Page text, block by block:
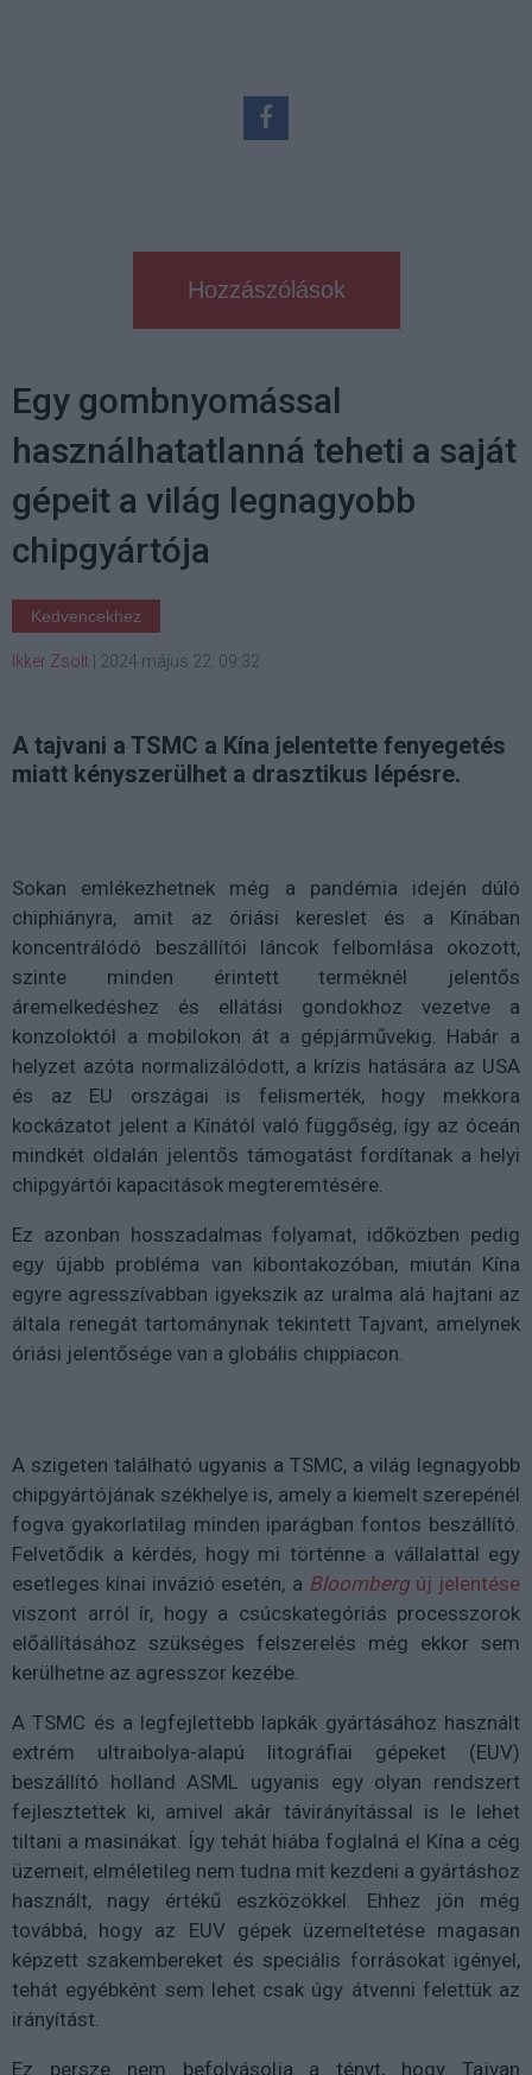
Hozzászólások
Egy gombnyomással
használhatatlanná teheti a saját
gépeit a világ legnagyobb
chipgyártója
Kedvencekhez
Ikker Zsolt 2024 május 22. 09:32
A tajvani a TSMC a Kína jelentette fenyegetés
miatt kényszerülhet a drasztikus lépésre.
Sokan emlékezhetnek még a pandémia idején dúló
chiphiányra, amit az óriási kereslet és a Kínában
koncentrálódó beszállítói láncok felbomlása okozott,
szinte minden érintett terméknél jelentős
áremelkedéshez és ellátási gondokhoz vezetve a
konzoloktól a mobilokon át a gépjárművekig. Habár a
helyzet azóta normalizálódott, a krízis hatására az USA
és az EU országai is felismerték, hogy mekkora
kockázatot jelent a Kínától való függőség, így az óceán
mindkét oldalán jelentős támogatást fordítanak a helyi
chipgyártói kapacitások megteremtésére.
Ez azonban hosszadalmas folyamat, időközben pedig
egy újabb probléma van kibontakozóban, miután Kína
egyre agresszívabban igyekszik az uralma alá hajtani az
általa renegát tartománynak tekintett Tajvant, amelynek
óriási jelentősége van a globális chippiacon.
A szigeten található ugyanis a TSMC, a világ legnagyobb
chipgyártójának székhelye is, amely a kiemelt szerepénél
fogva gyakorlatilag minden iparágban fontos beszállító.
Felvetődik a kérdés, hogy mi történne a vállalattal egy
esetleges kínai invázió esetén, a Bloombergúj jelentése
viszont arról ír, hogy a csúcskategóriás processzorok
előállításához szükséges felszerelés még ekkor sem
kerülhetne az agresszor kezébe.
A TSMC és a legfejlettebb lapkák gyártásához használt
extrém ultraibolya-alapú litográfiai gépeket (EUV)
beszállító holland ASML ugyanis egy olyan rendszert
fejlesztettek ki, amivel akár távirányítással is le lehet
tiltani a masinákat. Így tehát hiába foglalná el Kína a cég
üzemeit, elméletileg nem tudna mit kezdeni a gyártáshoz
használt, nagy értékű eszközökkel. Ehhez jön még
továbbá, hogy az EUV gépek üzemeltetése magasan
képzett szakembereket és speciális forrásokat igényel,
tehát egyébként sem lehet csak úgy átvenni felettük az
irányítást.
Ez persze nem befolyásolja a tényt, hogy Tajvan